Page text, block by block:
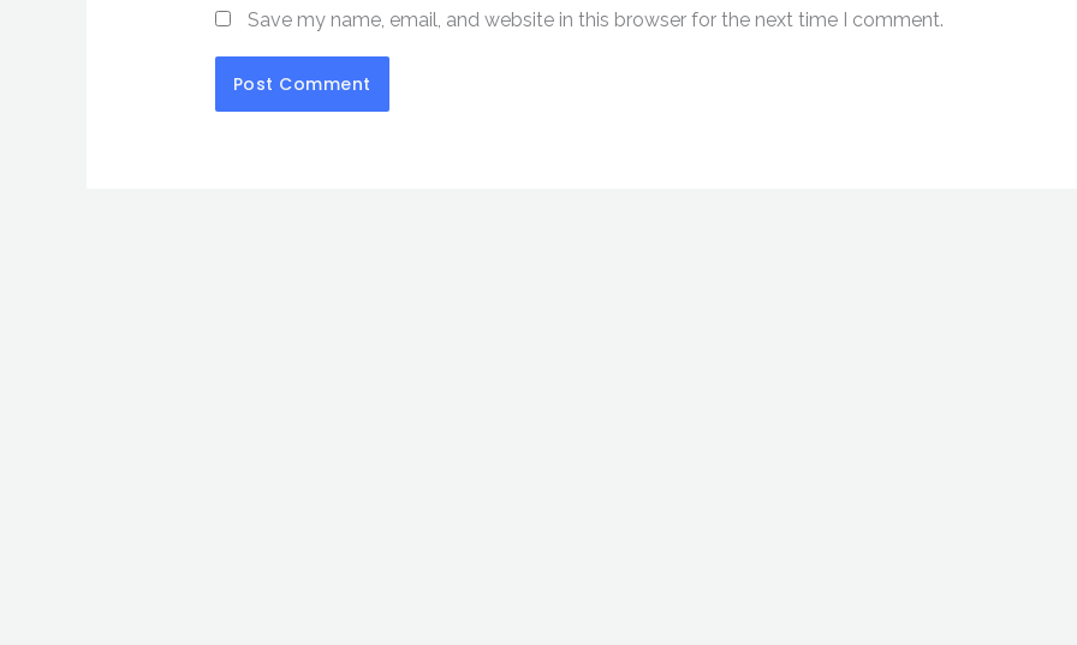
Save my name, email, and website in this browser for the next time I comment.